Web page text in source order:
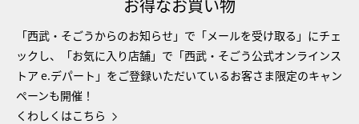
お得なお買い物
「西武・そごうからのお知らせ」で「メールを受け取る」にチェ
ックし、「お気に入り店舗」で「西武・そごう公式オンラインス
トア e.デパート」をご登録いただいているお客さま限定のキャン
ペーンも開催！
くわしくはこちら